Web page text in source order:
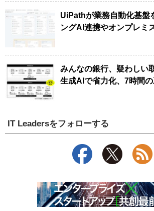
UiPathが業務自動化基盤
ングAI連携やオンプレミ
みんなの銀行、疑わしい
生成AIで省力化、7時間
IT Leadersをフォローする